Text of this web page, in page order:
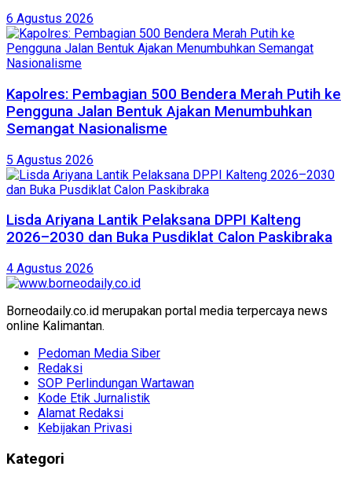
6 Agustus 2026
Kapolres: Pembagian 500 Bendera Merah Putih ke
Pengguna Jalan Bentuk Ajakan Menumbuhkan
Semangat Nasionalisme
5 Agustus 2026
Lisda Ariyana Lantik Pelaksana DPPI Kalteng
2026–2030 dan Buka Pusdiklat Calon Paskibraka
4 Agustus 2026
Borneodaily.co.id merupakan portal media terpercaya news
online Kalimantan.
Pedoman Media Siber
Redaksi
SOP Perlindungan Wartawan
Kode Etik Jurnalistik
Alamat Redaksi
Kebijakan Privasi
Kategori